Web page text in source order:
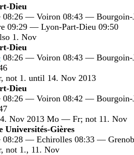
Dieu
08:26 — Voiron 08:43 —
09:29 — Lyon-Part-Dieu 09:50
1. Nov
Dieu
08:26 — Voiron 08:43 —
not 1. until 14. Nov 2013
Dieu
08:26 — Voiron 08:42 —
Nov 2013 Mo — Fr; not 11. Nov
Universités-Gières
08:28 — Echirolles 08:33 —
not 1., 11. Nov